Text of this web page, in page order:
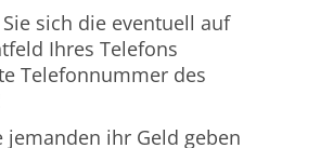
sich die eventuell auf
Ihres Telefons
Telefonnummer des
jemanden ihr Geld geben